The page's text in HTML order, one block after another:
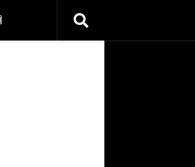
Contactez-